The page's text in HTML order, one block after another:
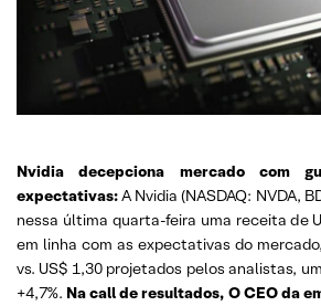
Nvidia decepciona mercado com
expectativas:A Nvidia (NASDAQ: NVDA,
nessa última quarta-feira uma receita de
em linha com as expectativas do
vs. US$ 1,30 projetados pelos analistas,
+4,7%. Na call de resultados, O CEO da